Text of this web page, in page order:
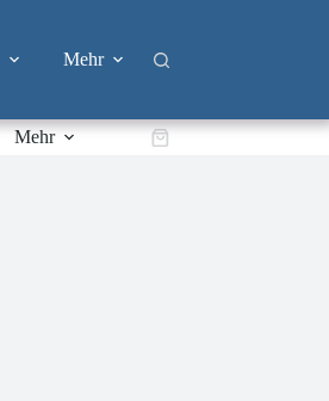
Mehr
Mehr Warenkorb